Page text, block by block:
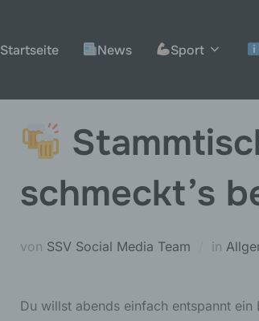
Startseite News Sport
schmeckt’s
von SSV Social Media Team in
Du willst abends einfach entspannt